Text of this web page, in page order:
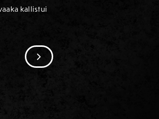
kallistui
SIIRRY SEURAAVAAN